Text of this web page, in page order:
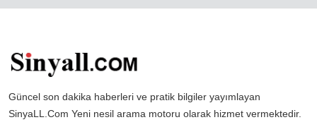
Güncel son dakika haberleri ve pratik bilgiler yayımlayan
SinyaLL.Com Yeni nesil arama motoru olarak hizmet vermektedir.